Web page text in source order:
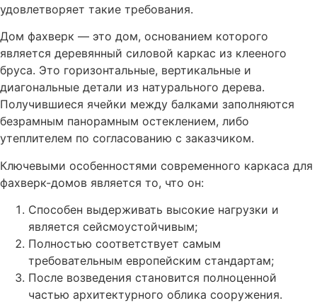
удовлетворяет такие требования.
Дом фахверк — это дом, основанием которого
является деревянный силовой каркас из клееного
бруса. Это горизонтальные, вертикальные и
диагональные детали из натурального дерева.
Получившиеся ячейки между балками заполняются
безрамным панорамным остеклением, либо
утеплителем по согласованию с заказчиком.
Ключевыми особенностями современного каркаса для
фахверк-домов является то, что он:
Способен выдерживать высокие нагрузки и
является сейсмоустойчивым;
Полностью соответствует самым
требовательным европейским стандартам;
После возведения становится полноценной
частью архитектурного облика сооружения.